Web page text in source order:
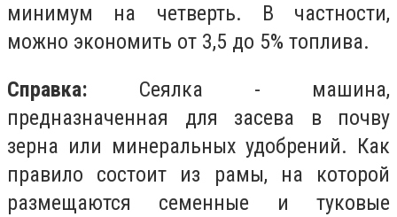
минимум на четверть. В частности,
можно экономить от 3,5 до 5% топлива.
Справка: Сеялка - машина,
предназначенная для засева в почву
зерна или минеральных удобрений. Как
правило состоит из рамы, на которой
размещаются семенные и туковые